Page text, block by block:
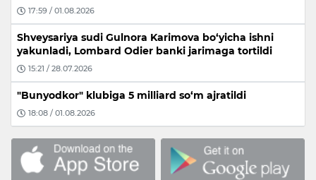
17:59 / 01.08.2026
Shveysariya sudi Gulnora Karimova bo‘yicha ishni
yakunladi, Lombard Odier banki jarimaga tortildi
15:21 / 28.07.2026
"Bunyodkor" klubiga 5 milliard so‘m ajratildi
18:08 / 01.08.2026